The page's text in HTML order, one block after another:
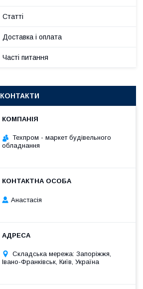
Статті
Доставка і оплата
Часті питання
КОНТАКТИ
Техпром - маркет будівельного
обладнання
Анастасія
Складська мережа: Запоріжжя,
Івано-Франківськ, Київ, Україна